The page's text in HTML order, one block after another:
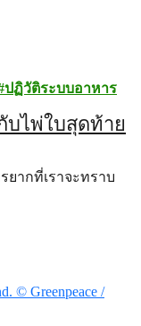
ปฏิวัติระบบอาหาร
ไพ่ใบสุดท้าย
ยากที่เราจะทราบ